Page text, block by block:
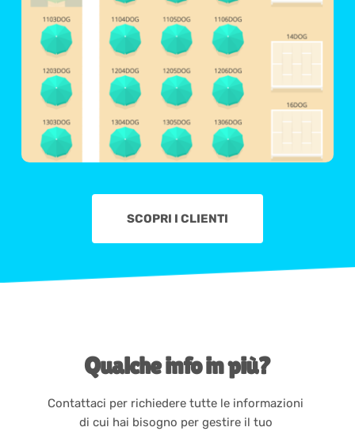
SCOPRI I CLIENTI
Qualche info in più?
Contattaci per richiedere tutte le informazioni
di cui hai bisogno per gestire il tuo